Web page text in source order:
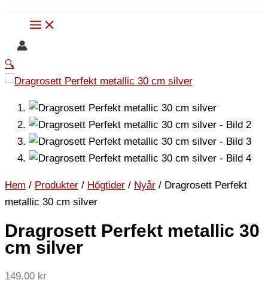
🔍
Hem / Produkter / Högtider / Nyår / Dragrosett Perfekt
metallic 30 cm silver
Dragrosett Perfekt metallic 30
cm silver
149.00 kr